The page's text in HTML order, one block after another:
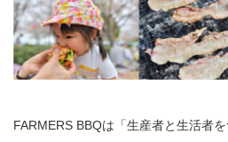
FARMERS BBQは「生産者と生活者